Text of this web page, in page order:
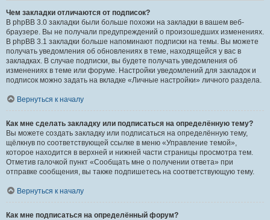
Чем закладки отличаются от подписок?
В phpBB 3.0 закладки были больше похожи на закладки в вашем веб-
браузере. Вы не получали предупреждений о произошедших изменениях.
В phpBB 3.1 закладки больше напоминают подписки на темы. Вы можете
получать уведомления об обновлениях в теме, находящейся у вас в
закладках. В случае подписки, вы будете получать уведомления об
изменениях в теме или форуме. Настройки уведомлений для закладок и
подписок можно задать на вкладке «Личные настройки» личного раздела.
Вернуться к началу
Как мне сделать закладку или подписаться на определённую тему?
Вы можете создать закладку или подписаться на определённую тему,
щёлкнув по соответствующей ссылке в меню «Управление темой»,
которое находится в верхней и нижней части страницы просмотра тем.
Отметив галочкой пункт «Сообщать мне о получении ответа» при
отправке сообщения, вы также подпишетесь на соответствующую тему.
Вернуться к началу
Как мне подписаться на определённый форум?